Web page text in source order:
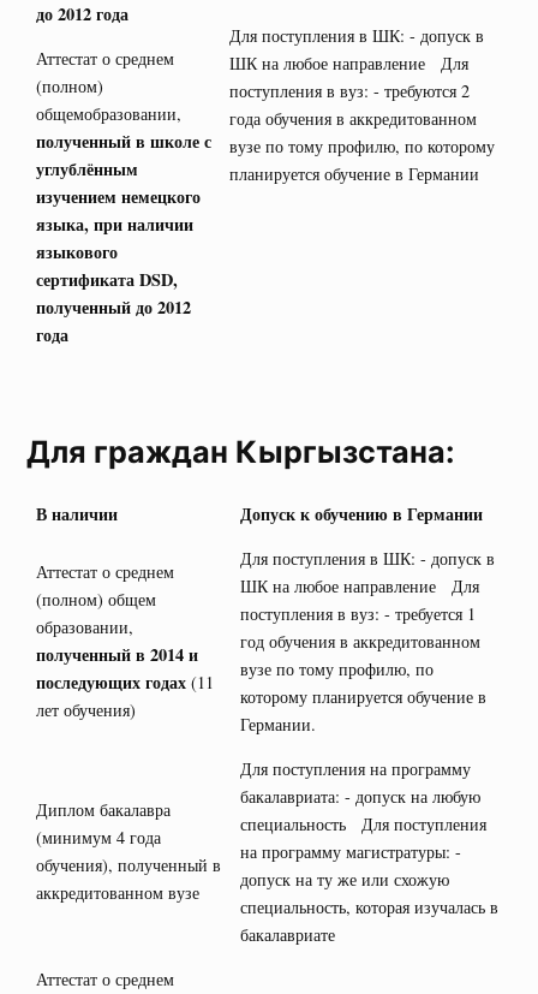
до 2012 года
Для поступления в ШК: - допуск в
ШК на любое направление Для
поступления в вуз: - требуются 2
года обучения в аккредитованном
вузе по тому профилю, по которому
планируется обучение в Германии
Аттестат о среднем
(полном)
общемобразовании,
полученный в школе с
углублённым
изучением немецкого
языка, при наличии
языкового
сертификатаDSD,
полученный до 2012
года
Для граждан Кыргызстана:
В наличии Допуск к обучению в Германии
Аттестат о среднем
(полном) общем
образовании,
полученный в 2014 и
последующих годах (11
лет обучения)
Для поступления в ШК: - допуск в
ШК на любое направление Для
поступления в вуз: - требуется 1
год обучения в аккредитованном
вузе по тому профилю, по
которому планируется обучение в
Германии.
Диплом бакалавра
(минимум 4 года
обучения), полученный в
аккредитованном вузе
Для поступления на программу
бакалавриата: - допуск на любую
специальность Для поступления
на программу магистратуры: -
допуск на ту же или схожую
специальность, которая изучалась в
бакалавриате
Аттестат о среднем